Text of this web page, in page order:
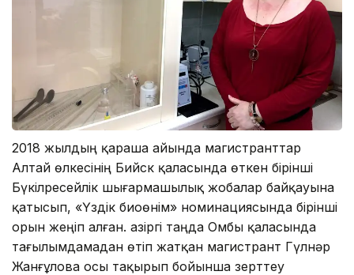
2018 жылдың қараша айында магистранттар
Алтай өлкесінің Бийск қаласында өткен бірінші
Бүкілресейлік шығармашылық жобалар байқауына
қатысып, «Үздік биоөнім» номинациясында бірінші
орын жеңіп алған. Қазіргі таңда Омбы қаласында
тағылымдамадан өтіп жатқан магистрант Гүлнәр
Жанғұлова осы тақырып бойынша зерттеу